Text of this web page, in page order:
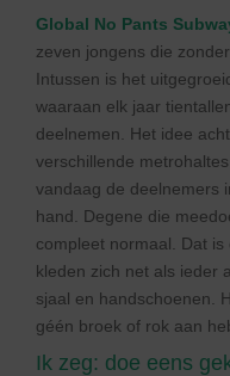
Global No Pants
zeven jongens die
Intussen is het
waaraan elk jaar
deelnemen. Het idee
verschillende
vandaag de deelnemers
hand. Degene die
compleet normaal. Dat
kleden zich net als ieder
sjaal en handschoenen.
géén broek of rok aan
Ik zeg: doe eens